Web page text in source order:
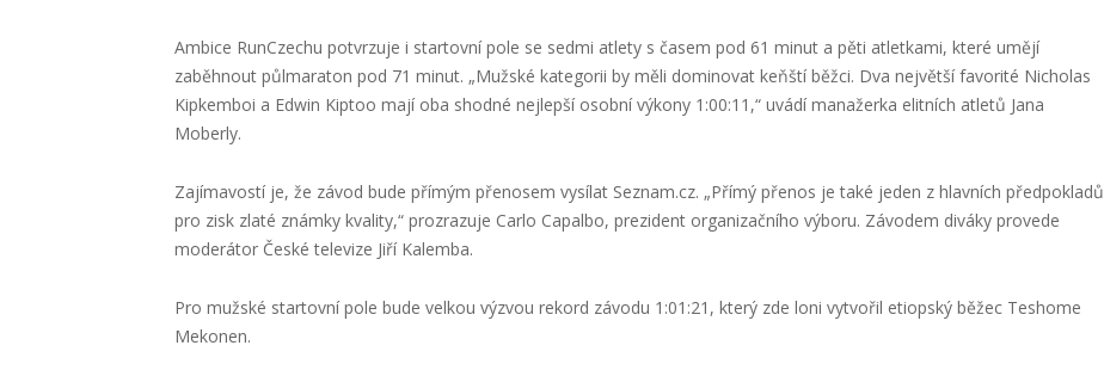
Ambice RunCzechu potvrzuje i startovní pole se sedmi atlety s časem pod 61 minut a pěti atletkami, které umějí
zaběhnout půlmaraton pod 71 minut. „Mužské kategorii by měli dominovat keňští běžci. Dva největší favorité Nicholas
Kipkemboi a Edwin Kiptoo mají oba shodné nejlepší osobní výkony 1:00:11,“ uvádí manažerka elitních atletů Jana
Moberly.
Zajímavostí je, že závod bude přímým přenosem vysílat Seznam.cz. „Přímý přenos je také jeden z hlavních předpokladů
pro zisk zlaté známky kvality,“ prozrazuje Carlo Capalbo, prezident organizačního výboru. Závodem diváky provede
moderátor České televize Jiří Kalemba.
Pro mužské startovní pole bude velkou výzvou rekord závodu 1:01:21, který zde loni vytvořil etiopský běžec Teshome
Mekonen.